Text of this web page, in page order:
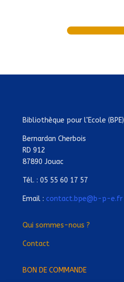
Bibliothèque pour l’Ecole (BPE)
Bernardan Cherbois
RD 912
87890 Jouac
Tél. : 05 55 60 17 57
Email : contact.bpe@b-p-e.fr
Qui sommes-nous ?
Contact
BON DE COMMANDE